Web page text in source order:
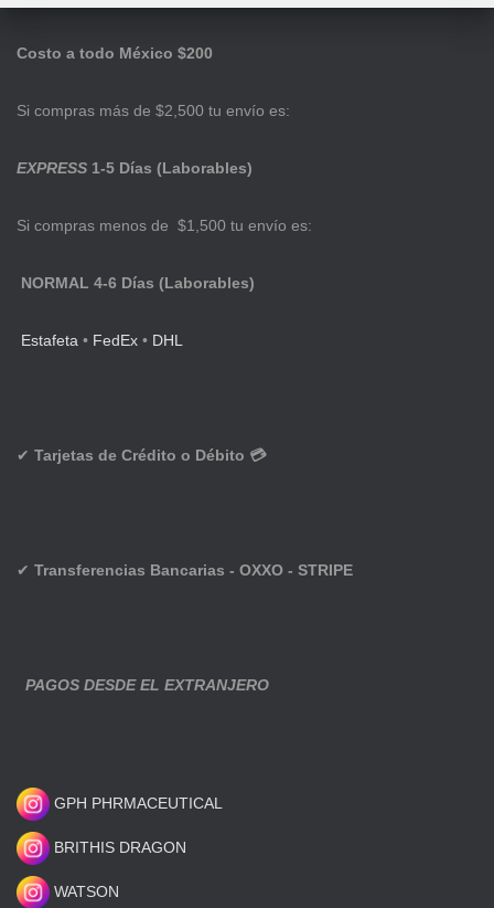
Costo a todo México $200
Si compras más de $2,500 tu envío es:
EXPRESS 1-5 Días (Laborables)
Si compras menos de $1,500 tu envío es:
NORMAL 4-6 Días (Laborables)
Estafeta • FedEx • DHL
✔ Tarjetas de Crédito o Débito 💳
✔ Transferencias Bancarias - OXXO - STRIPE
PAGOS DESDE EL EXTRANJERO
GPH PHRMACEUTICAL
BRITHIS DRAGON
WATSON